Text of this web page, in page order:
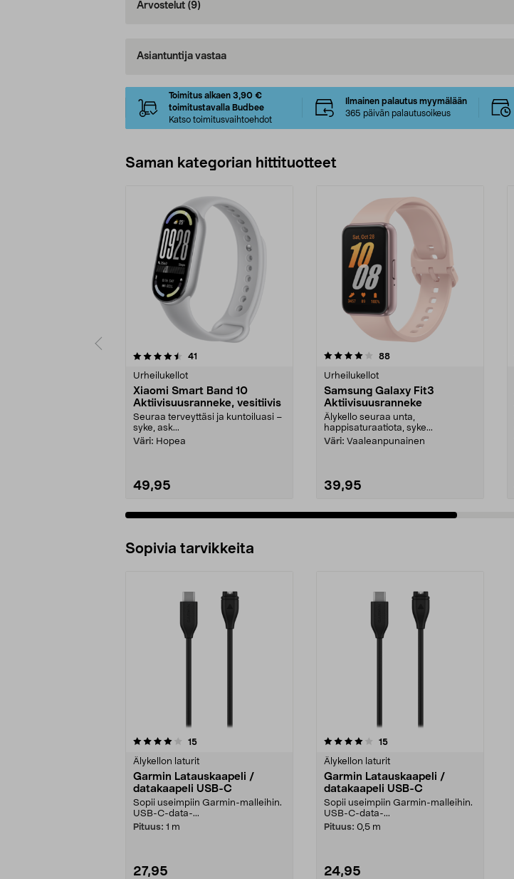
Arvostelut (9)
Asiantuntija vastaa
Toimitus alkaen 3,90 €
toimitustavalla Budbee
Katso toimitusvaihtoehdot
Ilmainen palautus myymälään
365 päivän palautusoikeus
Saman kategorian hittituotteet
41
Urheilukellot
Xiaomi Smart Band 10
Aktiivisuusranneke, vesitiivis
Seuraa terveyttäsi ja kuntoiluasi –
syke, ask...
Väri: Hopea
49,95
4.0 viidestä
88arvostelut
Urheilukellot
Samsung Galaxy Fit3
Aktiivisuusranneke
Älykello seuraa unta,
happisaturaatiota, syke...
Väri: Vaaleanpunainen
39,95
4.5 viidestä
Sopivia tarvikkeita
15arvostelut
Älykellon laturit
Garmin Latauskaapeli /
datakaapeli USB-C
Sopii useimpiin Garmin-malleihin.
USB-C-data-...
Pituus: 1 m
27,95
4.0viidestä
15arvostelut
Älykellon laturit
Garmin Latauskaapeli /
datakaapeli USB-C
Sopii useimpiin Garmin-malleihin.
USB-C-data-...
Pituus: 0,5 m
24,95